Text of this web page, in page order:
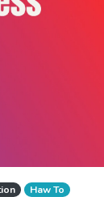
Haw To